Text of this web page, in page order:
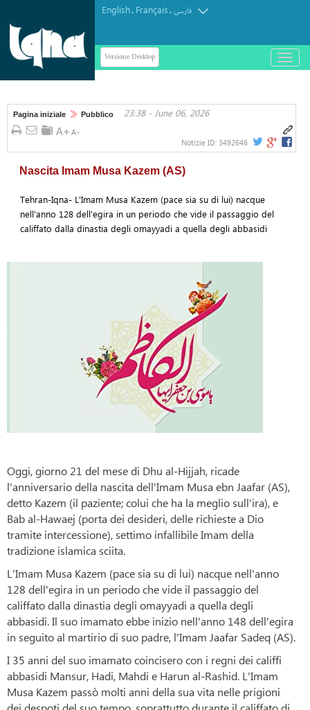
English. Français.فارسی
Versione Desktop
باز
و
کردن
Pagina iniziale Pubblico 23:38 - June 06, 2026
Notizie ID: 3492646
Nascita Imam Musa Kazem (AS)
Tehran-Iqna- L'Imam Musa Kazem (pace sia su di lui) nacque
nell'anno 128 dell'egira in un periodo che vide il passaggio del
califfato dalla dinastia degli omayyadi a quella degli abbasidi
Oggi, giorno 21 del mese di Dhu al-Hijjah, ricade
l'anniversario della nascita dell'Imam Musa ebn Jaafar (AS),
detto Kazem (il paziente; colui che ha la meglio sull'ira), e
Bab al-Hawaej (porta dei desideri, delle richieste a Dio
tramite intercessione), settimo infallibile Imam della
tradizione islamica sciita.
L'Imam Musa Kazem (pace sia su di lui) nacque nell'anno
128 dell'egira in un periodo che vide il passaggio del
califfato dalla dinastia degli omayyadi a quella degli
abbasidi. Il suo imamato ebbe inizio nell'anno 148 dell'egira
in seguito al martirio di suo padre, l'Imam Jaafar Sadeq (AS).
I 35 anni del suo imamato coincisero con i regni dei califfi
abbasidi Mansur, Hadi, Mahdi e Harun al-Rashid. L'Imam
Musa Kazem passò molti anni della sua vita nelle prigioni